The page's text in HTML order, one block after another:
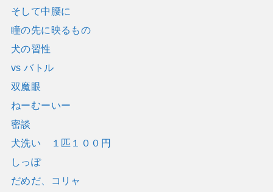
そして中腰に
瞳の先に映るもの
犬の習性
vs バトル
双魔眼
ねーむーいー
密談
犬洗い １匹１００円
しっぽ
だめだ、コリャ